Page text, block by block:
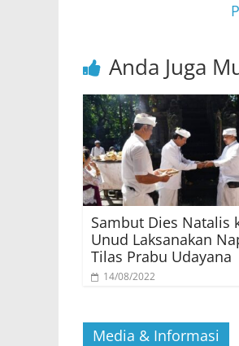
Anda Juga
Sambut Dies Natalis
Unud Laksanakan
Tilas Prabu Udayana
14/08/2022
Media & Informasi